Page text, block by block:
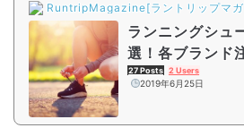
RuntripMagazine[ラントリップマ
ランニングシュ
選！各ブランド
介
27 Posts 2 Users
2019年6月25日